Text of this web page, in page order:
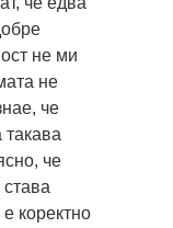
не ми
не
че
че
коректно